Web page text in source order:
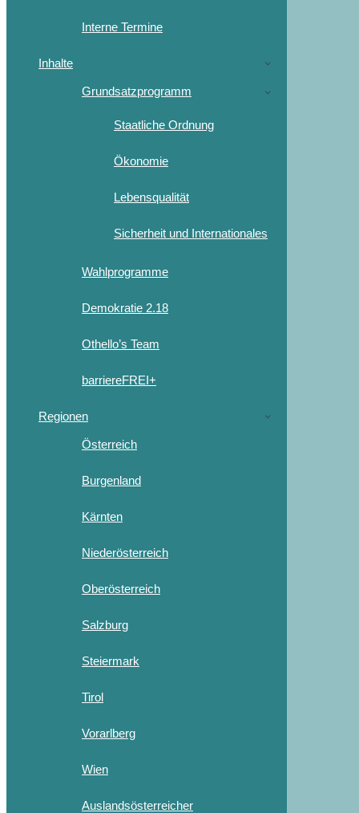
Interne Termine
Inhalte
Grundsatzprogramm
Staatliche Ordnung
Ökonomie
Lebensqualität
Sicherheit und Internationales
Wahlprogramme
Demokratie 2.18
Othello’s Team
barriereFREI+
Regionen
Österreich
Burgenland
Kärnten
Niederösterreich
Oberösterreich
Salzburg
Steiermark
Tirol
Vorarlberg
Wien
Auslandsösterreicher